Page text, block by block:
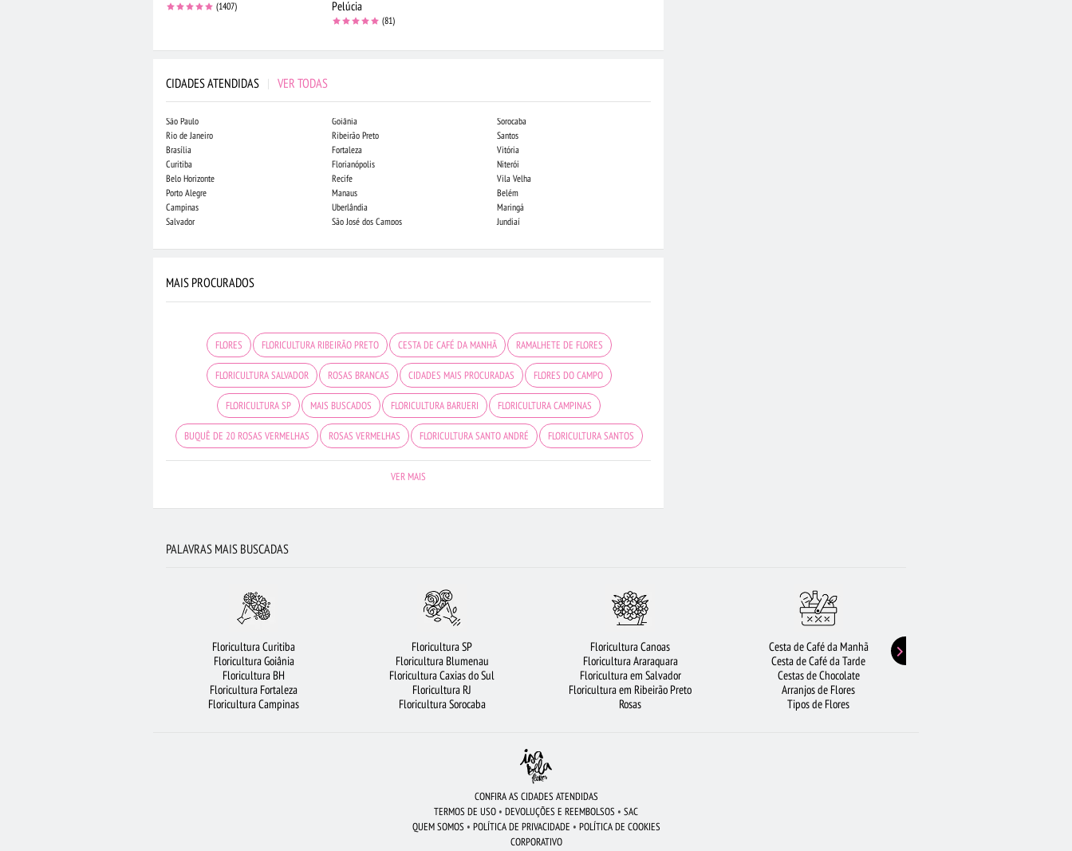
(1407)
Pelúcia
(81)
CIDADES ATENDIDAS | VER TODAS
São Paulo
Rio de Janeiro
Brasília
Curitiba
Belo Horizonte
Porto Alegre
Campinas
Salvador
Goiânia
Ribeirão Preto
Fortaleza
Florianópolis
Recife
Manaus
Uberlândia
São José dos Campos
Sorocaba
Santos
Vitória
Niterói
Vila Velha
Belém
Maringá
Jundiaí
MAIS PROCURADOS
FLORES FLORICULTURA RIBEIRÃO PRETO CESTA DE CAFÉ DA MANHÃ RAMALHETE DE FLORES
FLORICULTURA SALVADOR ROSAS BRANCAS CIDADES MAIS PROCURADAS FLORES DO CAMPO
FLORICULTURA SP MAIS BUSCADOS FLORICULTURA BARUERI FLORICULTURA CAMPINAS
BUQUÊ DE 20 ROSAS VERMELHAS ROSAS VERMELHAS FLORICULTURA SANTO ANDRÉ FLORICULTURA SANTOS
FLORICULTURA BH FLORICULTURA GUARULHOS
FLORES BRANCAS
ARRANJO DE FLORES FLORICULTURA OSASCO FLORICULTURA BRASÍLIA
FLORICULTURA FORTALEZA FLORICULTURA RJ BUQUÊ DE 12 ROSAS VERMELHAS
VIOLETA BUQUÊ DE ROSAS VERMELHAS ROSAS FLORICULTURA MANAUS URSO DE PELÚCIA
VER MAIS
PALAVRAS MAIS BUSCADAS
Floricultura Curitiba
Floricultura Goiânia
Floricultura BH
Floricultura Fortaleza
Floricultura Campinas
Floricultura SP
Floricultura Blumenau
Floricultura Caxias do Sul
Floricultura RJ
Floricultura Sorocaba
Floricultura Canoas
Floricultura Araraquara
Floricultura em Salvador
Floricultura em Ribeirão Preto
Rosas
Cesta de Café da Manhã
Cesta de Café da Tarde
Cestas de Chocolate
Arranjos de Flores
Tipos de Flores
CONFIRA AS CIDADES ATENDIDAS
TERMOS DE USO • DEVOLUÇÕES E REEMBOLSOS • SAC
QUEM SOMOS • POLÍTICA DE PRIVACIDADE • POLÍTICA DE COOKIES
CORPORATIVO